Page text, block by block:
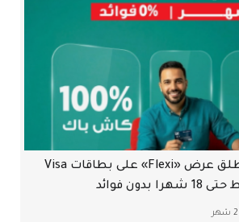
كريدي أجريكول يطلق عرض «Flexi» على بطاقات Visa
فوائد